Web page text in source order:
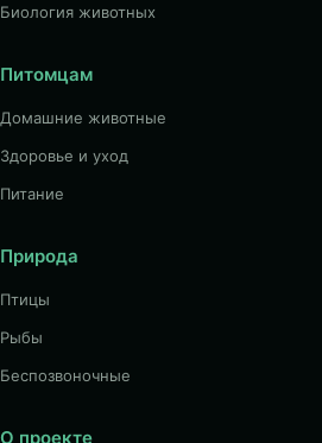
Биология животных
Питомцам
Домашние животные
Здоровье и уход
Питание
Природа
Птицы
Рыбы
Беспозвоночные
О проекте